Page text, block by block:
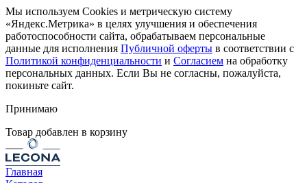
Мы используем Cookies и метрическую систему
«Яндекс.Метрика» в целях улучшения и обеспечения
работоспособности сайта, обрабатываем персональные
данные для исполнения Публичной оферты в соответствии с
Политикой конфиденциальности и Согласием на обработку
персональных данных. Если Вы не согласны, пожалуйста,
покиньте сайт.
Принимаю
Товар добавлен в корзину
Главная